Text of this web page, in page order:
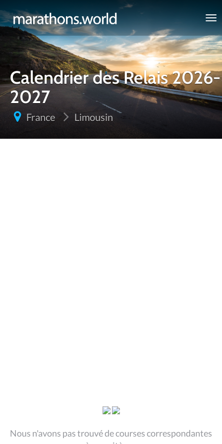
marathons.world
Calendrier des Relais 2026-
2027
France Limousin
Nous n'avons pas trouvé de courses correspondantes